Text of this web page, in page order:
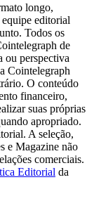
longo,
equipe editorial
Todos os
de
ou perspectiva
Cointelegraph
O conteúdo
financeiro,
suas próprias
apropriado.
A seleção,
e Magazine não
comerciais.
Editorial da